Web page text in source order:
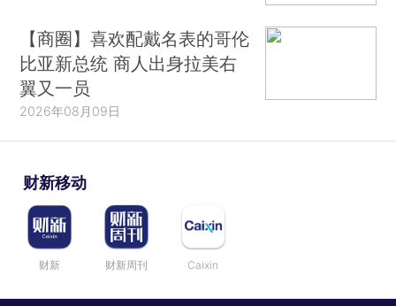
【商圈】喜欢配戴名表的哥伦
比亚新总统 商人出身拉美右
翼又一员
2026年08月09日
财新移动
财新 财新周刊 Caixin